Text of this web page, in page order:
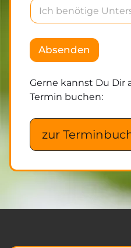
w
r
e
i
r
c
e
Absenden
Gerne kannst Du Dir
Termin buchen:
zur